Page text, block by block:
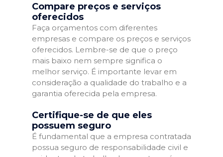
Compare preços e serviços
oferecidos
Faça orçamentos com diferentes
empresas e compare os preços e serviços
oferecidos. Lembre-se de que o preço
mais baixo nem sempre significa o
melhor serviço. É importante levar em
consideração a qualidade do trabalho e a
garantia oferecida pela empresa.
Certifique-se de que eles
possuem seguro
É fundamental que a empresa contratada
possua seguro de responsabilidade civil e